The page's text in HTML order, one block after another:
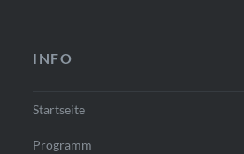
INFO
Startseite
Programm